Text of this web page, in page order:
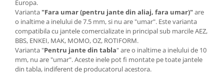
Europa.
Varianta "Fara umar (pentru jante din aliaj, fara umar)"are
o inaltime a inelului de 7.5 mm, si nu are "umar". Este varianta
compatibila cu jantele comercializate in principal sub marcile AEZ,
BBS, ENKEI, MAK, MOMO, OZ, ROTIFORM.
Varianta "Pentru jante din tabla" are o inaltime a inelului de 10
mm, nu are "umar". Aceste inele pot fi montate pe toate jantele
din tabla, indiferent de producatorul acestora.